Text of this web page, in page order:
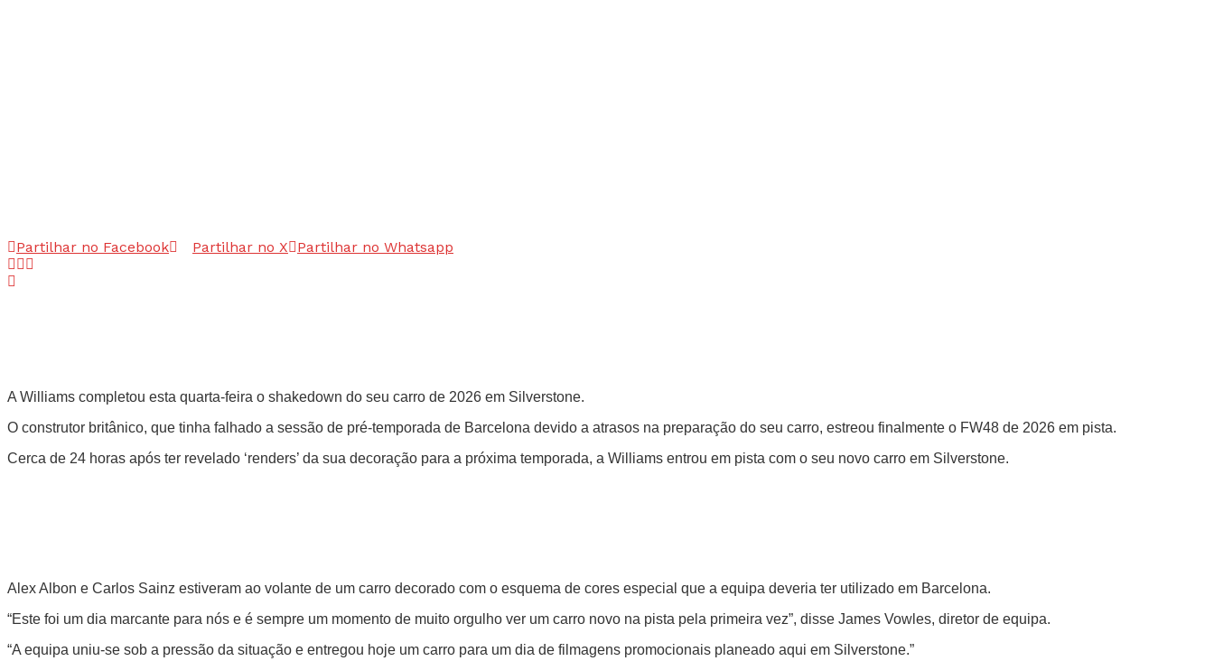
Partilhar no Facebook Partilhar no X Partilhar no Whatsapp
A Williams completou esta quarta-feira o shakedown do seu carro de 2026 em Silverstone.
O construtor britânico, que tinha falhado a sessão de pré-temporada de Barcelona devido a atrasos na preparação do seu carro, estreou finalmente o FW48 de 2026 em pista.
Cerca de 24 horas após ter revelado ‘renders’ da sua decoração para a próxima temporada, a Williams entrou em pista com o seu novo carro em Silverstone.
Alex Albon e Carlos Sainz estiveram ao volante de um carro decorado com o esquema de cores especial que a equipa deveria ter utilizado em Barcelona.
“Este foi um dia marcante para nós e é sempre um momento de muito orgulho ver um carro novo na pista pela primeira vez”, disse James Vowles, diretor de equipa.
“A equipa uniu-se sob a pressão da situação e entregou hoje um carro para um dia de filmagens promocionais planeado aqui em Silverstone.”